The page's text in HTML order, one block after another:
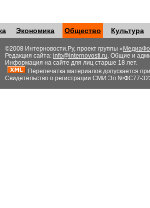
Экономика Общество Культура
©2008 Интерновости.Ру, проект группы «
Редакция сайта: info@internovosti.ru. Общие и
Информация на сайте для лиц старше 18 лет.
Перепечатка материалов допускается
Свидетельство о регистрации СМИ Эл №ФС77-